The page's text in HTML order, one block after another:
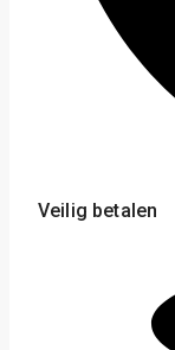
Veilig betalen